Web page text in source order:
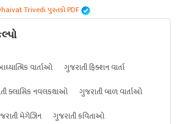
Trivedi પુસ્તકો PDF
વાર્તાઓ
ગુજરાતી ફિક્શન વાર્તા
ક્લાસિક નવલકથાઓ
ગુજરાતી બાળ વાર્તાઓ
મેગેઝિન
ગુજરાતી કવિતાઓ